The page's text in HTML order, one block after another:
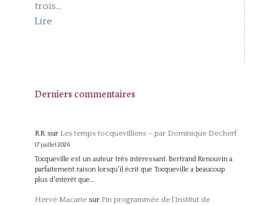
trois...
Lire
Derniers commentaires
RRsur Les temps tocquevilliens – par Dominique Decherf
17 juillet 2026
Tocqueville est un auteur très intéressant. Bertrand Renouvin a
parfaitement raison lorsqu'il écrit que Tocqueville a beaucoup
plus d'intérêt que…
Hervé Macariesur Fin programmée de l’Institut de